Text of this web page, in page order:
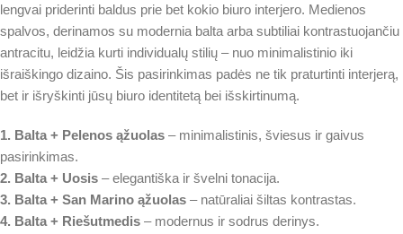
lengvai priderinti baldus prie bet kokio biuro interjero. Medienos
spalvos, derinamos su modernia balta arba subtiliai kontrastuojančiu
antracitu, leidžia kurti individualų stilių – nuo minimalistinio iki
išraiškingo dizaino. Šis pasirinkimas padės ne tik praturtinti interjerą,
bet ir išryškinti jūsų biuro identitetą bei išskirtinumą.
1. Balta + Pelenos ąžuolas – minimalistinis, šviesus ir gaivus
pasirinkimas.
2. Balta + Uosis – elegantiška ir švelni tonacija.
3. Balta + San Marino ąžuolas – natūraliai šiltas kontrastas.
4. Balta + Riešutmedis – modernus ir sodrus derinys.